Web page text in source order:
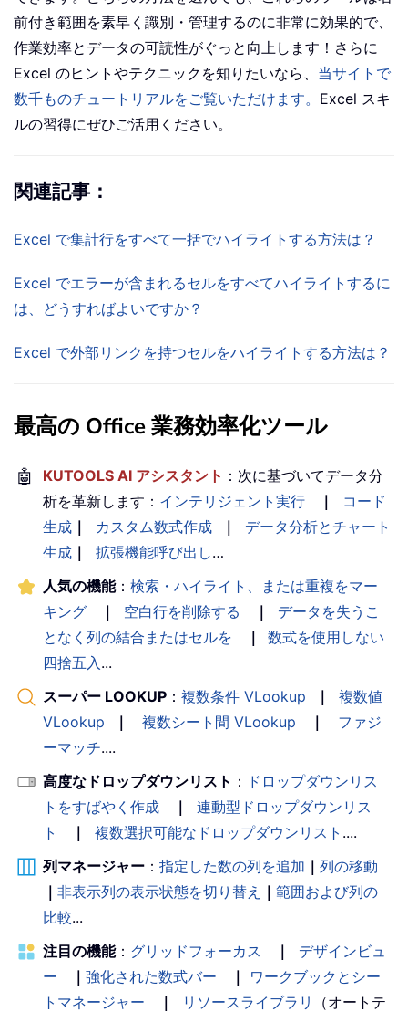
前付き範囲を素早く識別・管理するのに非常に効果的で、
作業効率とデータの可読性がぐっと向上します！さらに
Excel のヒントやテクニックを知りたいなら、 当サイトで
数千ものチュートリアルをご覧いただけます。 Excel スキ
ルの習得にぜひご活用ください。
関連記事：
Excel で集計行をすべて一括でハイライトする方法は？
Excel でエラーが含まれるセルをすべてハイライトするに
は、どうすればよいですか？
Excel で外部リンクを持つセルをハイライトする方法は？
最高の Office 業務効率化ツール
🤖 KUTOOLS AI アシスタント ：次に基づいてデータ分
析を革新します： インテリジェント実行 ｜
コード
生成 ｜ カスタム数式作成 ｜
データ分析とチャート
生成 ｜ 拡張機能呼び出し…
人気の機能： 検索・ハイライト、または重複をマー
キング
｜ 空白行を削除する ｜
データを失うこ
となく列の結合またはセルを
｜
数式を使用しない
四捨五入 ...
スーパー LOOKUP ： 複数条件 VLookup ｜
複数値
VLookup
｜ 複数シート間 VLookup ｜
ファジ
ーマッチ....
高度なドロップダウンリスト ： ドロップダウンリス
トをすばやく作成
｜
連動型ドロップダウンリス
ト
｜ 複数選択可能なドロップダウンリスト ....
列マネージャー ： 指定した数の列を追加 ｜ 列の移動
｜ 非表示列の表示状態を切り替え ｜ 範囲および列の
比較...
注目の機能： グリッドフォーカス ｜
デザインビュ
ー
｜ 強化された数式バー ｜
ワークブックとシー
トマネージャー
｜ リソースライブラリ
（オートテ